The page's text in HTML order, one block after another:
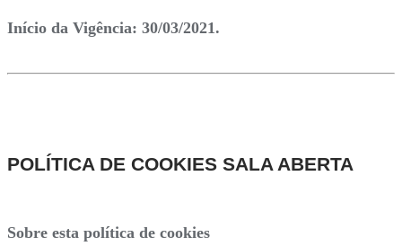
Início da Vigência: 30/03/2021.
POLÍTICA DE COOKIES SALA ABERTA
Sobre esta política de cookies